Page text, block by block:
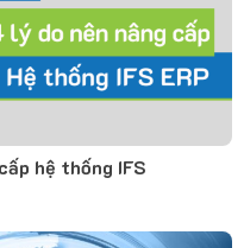
hệ thống IFS